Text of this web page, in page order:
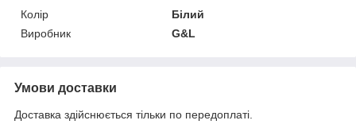
Колір
Білий
Виробник
G&L
Умови доставки
Доставка здійснюється тільки по передоплаті.